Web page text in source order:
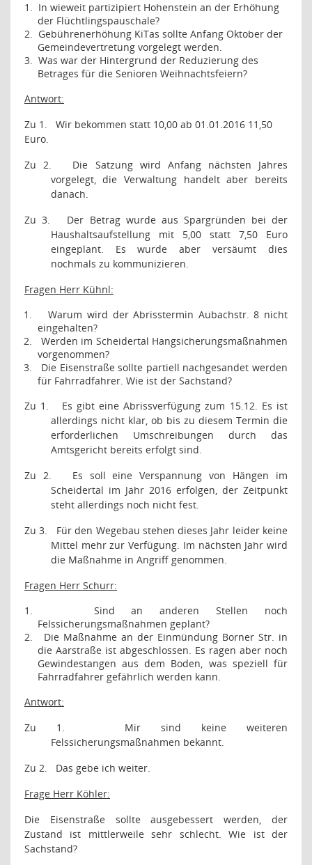
1. In wieweit partizipiert Hohenstein an der Erhöhung
der Flüchtlingspauschale?
2. Gebührenerhöhung KiTas sollte Anfang Oktober der
Gemeindevertretung vorgelegt werden.
3. Was war der Hintergrund der Reduzierung des
Betrages für die Senioren Weihnachtsfeiern?
Antwort:
Zu 1.
Wir bekommen statt 10,00 ab 01.01.2016 11,50
Euro.
Zu 2.
Die Satzung wird Anfang nächsten Jahres
vorgelegt, die Verwaltung handelt aber bereits
danach.
Zu 3.
Der Betrag wurde aus Spargründen bei der
Haushaltsaufstellung mit 5,00 statt 7,50 Euro
eingeplant. Es wurde aber versäumt dies
nochmals zu kommunizieren.
Fragen Herr Kühnl:
1.
Warum wird der Abrisstermin Aubachstr. 8 nicht
eingehalten?
2.
Werden im Scheidertal Hangsicherungsmaßnahmen
vorgenommen?
3.
Die Eisenstraße sollte partiell nachgesandet werden
für Fahrradfahrer. Wie ist der Sachstand?
Zu 1.
Es gibt eine Abrissverfügung zum 15.12. Es ist
allerdings nicht klar, ob bis zu diesem Termin die
erforderlichen Umschreibungen durch das
Amtsgericht bereits erfolgt sind.
Zu 2.
Es soll eine Verspannung von Hängen im
Scheidertal im Jahr 2016 erfolgen, der Zeitpunkt
steht allerdings noch nicht fest.
Zu 3.
Für den Wegebau stehen dieses Jahr leider keine
Mittel mehr zur Verfügung. Im nächsten Jahr wird
die Maßnahme in Angriff genommen.
Fragen Herr Schurr:
1.
Sind an anderen Stellen noch
Felssicherungsmaßnahmen geplant?
2.
Die Maßnahme an der Einmündung Borner Str. in
die Aarstraße ist abgeschlossen. Es ragen aber noch
Gewindestangen aus dem Boden, was speziell für
Fahrradfahrer gefährlich werden kann.
Antwort:
Zu 1.
Mir sind keine weiteren
Felssicherungsmaßnahmen bekannt.
Zu 2.
Das gebe ich weiter.
Frage Herr Köhler:
Die Eisenstraße sollte ausgebessert werden, der
Zustand ist mittlerweile sehr schlecht. Wie ist der
Sachstand?